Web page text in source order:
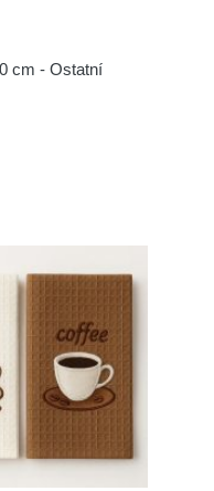
cm - Ostatní